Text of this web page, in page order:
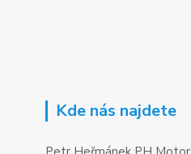
Kde nás najdete